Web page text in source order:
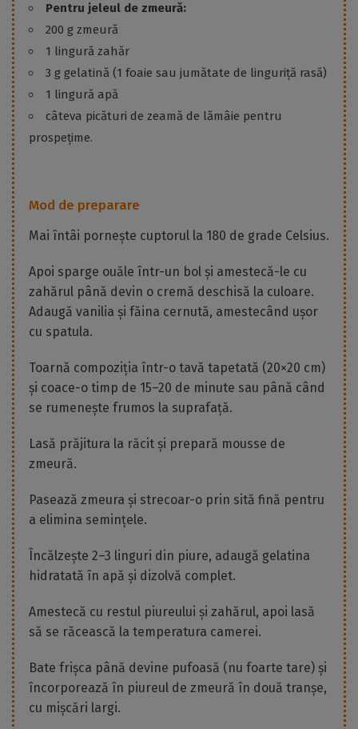
Pentru jeleul de zmeură:
200 g zmeură
1 lingură zahăr
3 g gelatină (1 foaie sau jumătate de linguriță rasă)
1 lingură apă
câteva picături de zeamă de lămâie pentru
prospețime.
Mod de preparare
Mai întâi pornește cuptorul la 180 de grade Celsius.
Apoi sparge ouăle într-un bol și amestecă-le cu
zahărul până devin o cremă deschisă la culoare.
Adaugă vanilia și făina cernută, amestecând ușor
cu spatula.
Toarnă compoziția într-o tavă tapetată (20×20 cm)
și coace-o timp de 15–20 de minute sau până când
se rumenește frumos la suprafață.
Lasă prăjitura la răcit și prepară mousse de
zmeură.
Pasează zmeura și strecoar-o prin sită fină pentru
a elimina semințele.
Încălzește 2–3 linguri din piure, adaugă gelatina
hidratată în apă și dizolvă complet.
Amestecă cu restul piureului și zahărul, apoi lasă
să se răcească la temperatura camerei.
Bate frișca până devine pufoasă (nu foarte tare) și
încorporează în piureul de zmeură în două tranșe,
cu mișcări largi.